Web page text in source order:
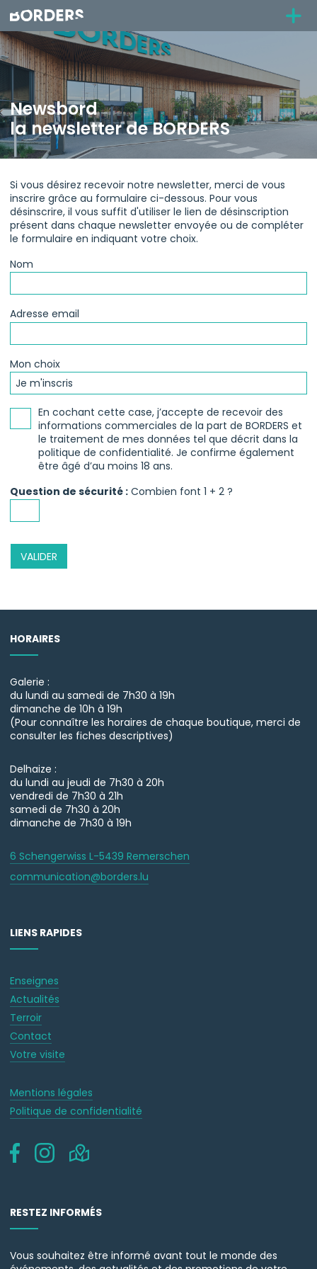
Newsbord
la newsletter de BORDERS
Si vous désirez recevoir notre newsletter, merci de vous
inscrire grâce au formulaire ci-dessous. Pour vous
désinscrire, il vous suffit d'utiliser le lien de désinscription
présent dans chaque newsletter envoyée ou de compléter
le formulaire en indiquant votre choix.
Nom
Adresse email
Mon choix
En cochant cette case, j’accepte de recevoir des
informations commerciales de la part de BORDERS et
le traitement de mes données tel que décrit dans la
politique de confidentialité. Je confirme également
être âgé d’au moins 18 ans.
Question de sécurité : Combien font 1 + 2 ?
HORAIRES
Galerie :
du lundi au samedi de 7h30 à 19h
dimanche de 10h à 19h
(Pour connaître les horaires de chaque boutique, merci de
consulter les fiches descriptives)
Delhaize :
du lundi au jeudi de 7h30 à 20h
vendredi de 7h30 à 21h
samedi de 7h30 à 20h
dimanche de 7h30 à 19h
6 Schengerwiss L-5439 Remerschen
communication@borders.lu
LIENS RAPIDES
Enseignes
Actualités
Terroir
Contact
Votre visite
Mentions légales
Politique de confidentialité
RESTEZ INFORMÉS
Vous souhaitez être informé avant tout le monde des